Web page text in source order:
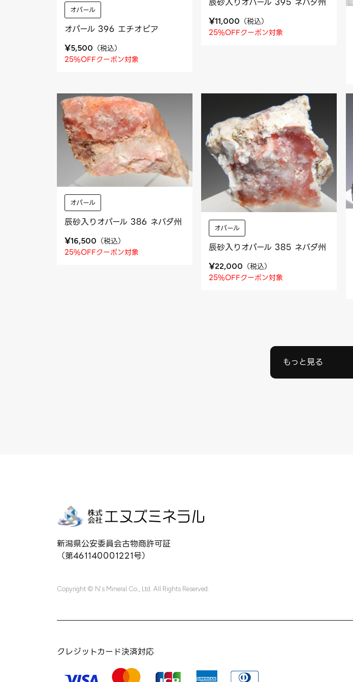
オパール
オパール 396 エチオピア
¥5,500 （税込）
25%OFFクーポン対象
¥11,000 （税込）
25%OFFクーポン対象
オパール
辰砂入りオパール 386 ネバダ州
¥16,500 （税込）
25%OFFクーポン対象
オパール
辰砂入りオパール 385 ネバダ州
¥22,000 （税込）
25%OFFクーポン対象
もっと見る
新潟県公安委員会古物商許可証
（第461140001221号）
Copyright © N's Mineral Co., Ltd. All Rights Reserved.
クレジットカード決済対応